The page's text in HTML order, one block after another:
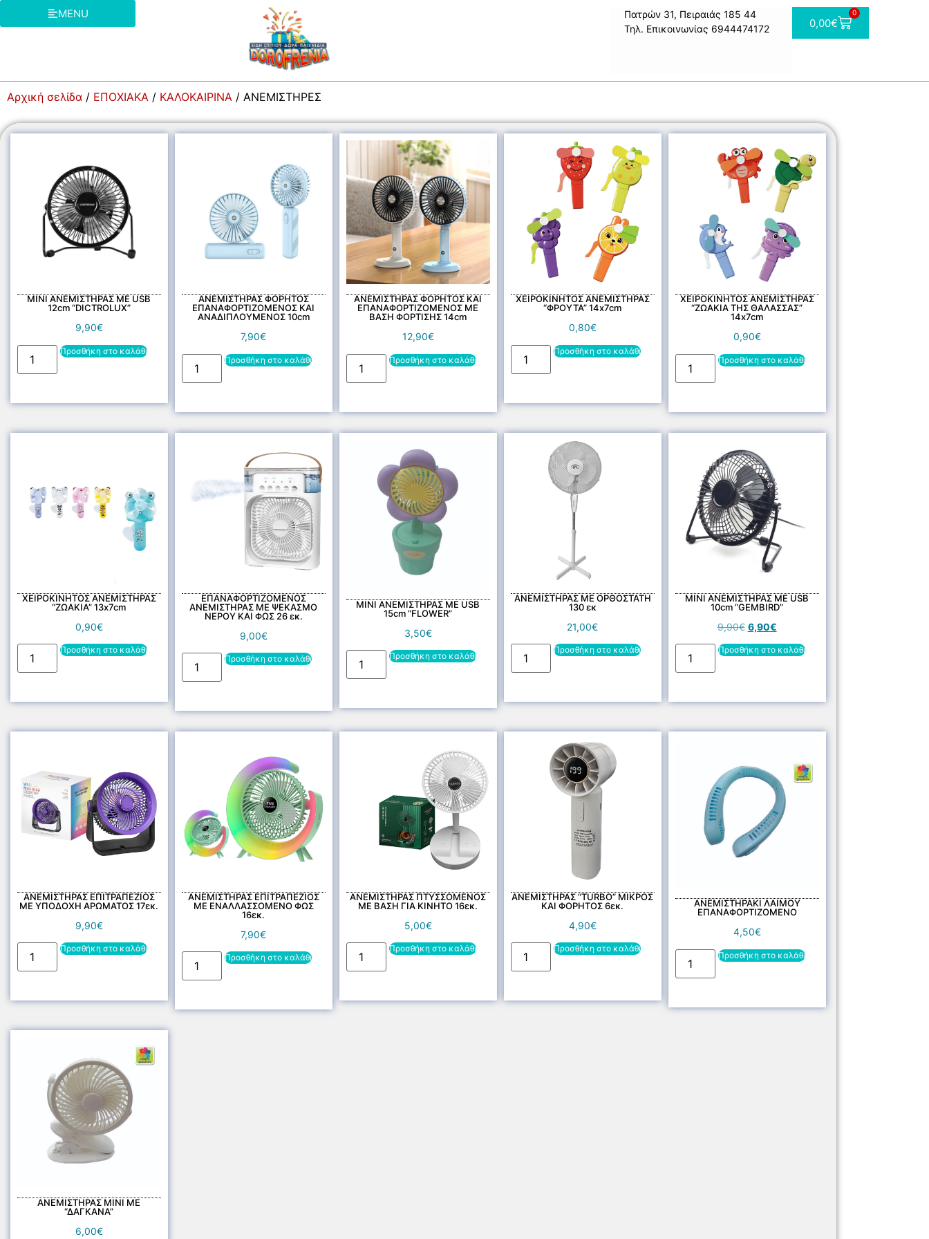
MENU
Πατρών 31, Πειραιάς 185 44
Τηλ. Επικοινωνίας 6944474172
0,00€
0
Αρχική σελίδα / ΕΠΟΧΙΑΚΑ / ΚΑΛΟΚΑΙΡΙΝΑ / ΑΝΕΜΙΣΤΗΡΕΣ
MINI ΑΝΕΜΙΣΤΗΡΑΣ ΜΕ USB
12cm “DICTROLUX”
9,90€
Προσθήκη στο καλάθι
ΑΝΕΜΙΣΤΗΡΑΣ ΦΟΡΗΤΟΣ
ΕΠΑΝΑΦΟΡΤΙΖΟΜΕΝΟΣ ΚΑΙ
ΑΝΑΔΙΠΛΟΥΜΕΝΟΣ 10cm
7,90€
Προσθήκη στο καλάθι
ΑΝΕΜΙΣΤΗΡΑΣ ΦΟΡΗΤΟΣ ΚΑΙ
ΕΠΑΝΑΦΟΡΤΙΖΟΜΕΝΟΣ ΜΕ
ΒΑΣΗ ΦΟΡΤΙΣΗΣ 14cm
12,90€
Προσθήκη στο καλάθι
ΧΕΙΡΟΚΙΝΗΤΟΣ ΑΝΕΜΙΣΤΗΡΑΣ
“ΦΡΟΥΤΑ” 14x7cm
0,80€
Προσθήκη στο καλάθι
ΧΕΙΡΟΚΙΝΗΤΟΣ ΑΝΕΜΙΣΤΗΡΑΣ
“ΖΩΑΚΙΑ ΤΗΣ ΘΑΛΑΣΣΑΣ”
14x7cm
0,90€
Προσθήκη στο καλάθι
ΧΕΙΡΟΚΙΝΗΤΟΣ ΑΝΕΜΙΣΤΗΡΑΣ
“ΖΩΑΚΙΑ” 13x7cm
0,90€
Προσθήκη στο καλάθι
ΕΠΑΝΑΦΟΡΤΙΖΟΜΕΝΟΣ
ΑΝΕΜΙΣΤΗΡΑΣ ΜΕ ΨΕΚΑΣΜΟ
ΝΕΡΟΥ ΚΑΙ ΦΩΣ 26 εκ.
9,00€
Προσθήκη στο καλάθι
MINI ΑΝΕΜΙΣΤΗΡΑΣ ΜΕ USB
15cm “FLOWER”
3,50€
Προσθήκη στο καλάθι
ΑΝΕΜΙΣΤΗΡΑΣ ΜΕ ΟΡΘΟΣΤΑΤΗ
130 εκ
21,00€
Προσθήκη στο καλάθι
MINI ΑΝΕΜΙΣΤΗΡΑΣ ΜΕ USB
10cm “GEMBIRD”
9,90€ 6,90€
Προσθήκη στο καλάθι
ΑΝΕΜΙΣΤΗΡΑΣ ΕΠΙΤΡΑΠΕΖΙΟΣ
ΜΕ ΥΠΟΔΟΧΗ ΑΡΩΜΑΤΟΣ 17εκ.
9,90€
Προσθήκη στο καλάθι
ΑΝΕΜΙΣΤΗΡΑΣ ΕΠΙΤΡΑΠΕΖΙΟΣ
ΜΕ ΕΝΑΛΛΑΣΣΟΜΕΝΟ ΦΩΣ
16εκ.
7,90€
Προσθήκη στο καλάθι
ΑΝΕΜΙΣΤΗΡΑΣ ΠΤΥΣΣΟΜΕΝΟΣ
ΜΕ ΒΑΣΗ ΓΙΑ ΚΙΝΗΤΟ 16εκ.
5,00€
Προσθήκη στο καλάθι
ΑΝΕΜΙΣΤΗΡΑΣ “TURBO” ΜΙΚΡΟΣ
ΚΑΙ ΦΟΡΗΤΟΣ 6εκ.
4,90€
Προσθήκη στο καλάθι
ΑΝΕΜΙΣΤΗΡΑΚΙ ΛΑΙΜΟΥ
ΕΠΑΝΑΦΟΡΤΙΖΟΜΕΝΟ
4,50€
Προσθήκη στο καλάθι
ΑΝΕΜΙΣΤΗΡΑΣ ΜΙΝΙ ΜΕ
“ΔΑΓΚΑΝΑ”
6,00€